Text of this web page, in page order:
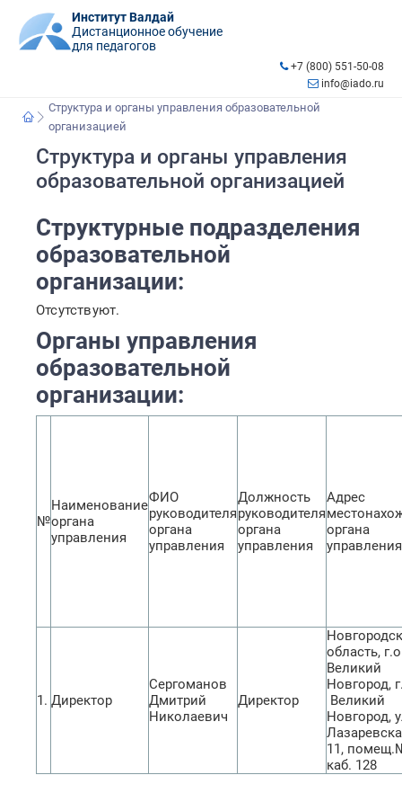
Институт Валдай
Дистанционное обучение
для педагогов
+7 (800) 551-50-08
info@iado.ru
Структура и органы управления образовательной
организацией
Структура и органы управления
образовательной организацией
Структурные подразделения
образовательной
организации:
Отсутствуют.
Органы управления
образовательной
организации:
№
Наименование
органа
управления
ФИО
руководителя
органа
управления
Должность
руководителя
органа
управления
Адрес
органа
управления
1. Директор
Сергоманов
Дмитрий
Николаевич
Директор
область,
Великий
Новгород,
Великий
Новгород,
11,
каб. 128